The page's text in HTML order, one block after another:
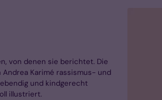
von denen sie berichtet. Die
Karimé rassismus- und
und kindgerecht
illustriert.